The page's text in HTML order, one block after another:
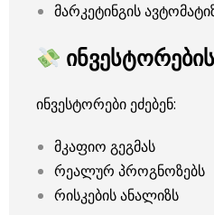
მარკეტინგის
ინვესტორები ეძებენ:
მკაფიო გეგმას
რეალურ პროგნოზებს
რისკების ანალიზს